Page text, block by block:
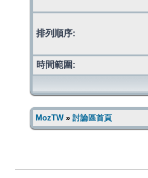
排列順序:
時間範圍:
MozTW» 討論區首頁